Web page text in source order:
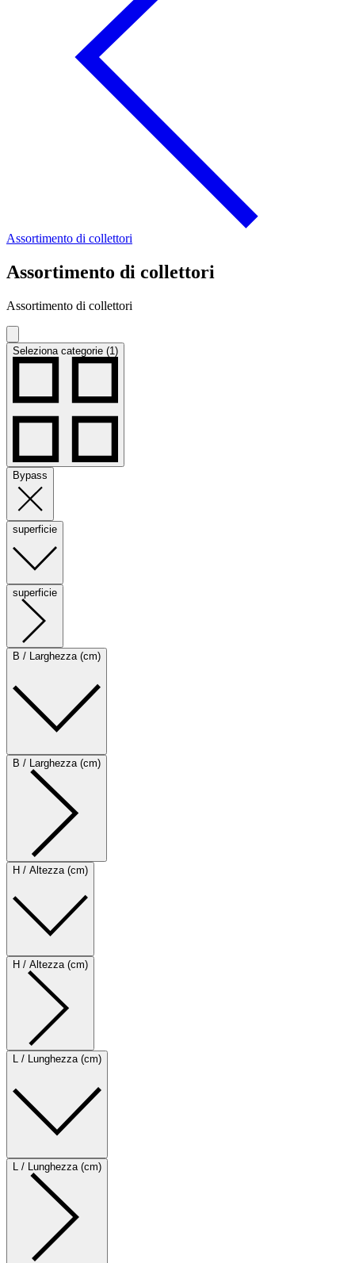
Assortimento di collettori
Assortimento di collettori
Assortimento di collettori
Seleziona categorie (1)
Bypass
superficie
superficie
B / Larghezza (cm)
B / Larghezza (cm)
H / Altezza (cm)
H / Altezza (cm)
L / Lunghezza (cm)
L / Lunghezza (cm)